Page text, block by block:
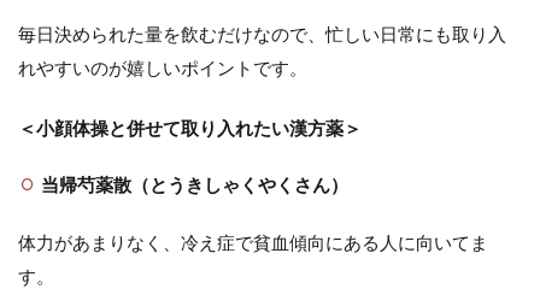
毎日決められた量を飲むだけなので、忙しい日常にも取り入
れやすいのが嬉しいポイントです。
＜小顔体操と併せて取り入れたい漢方薬＞
当帰芍薬散（とうきしゃくやくさん）
体力があまりなく、冷え症で貧血傾向にある人に向いてま
す。